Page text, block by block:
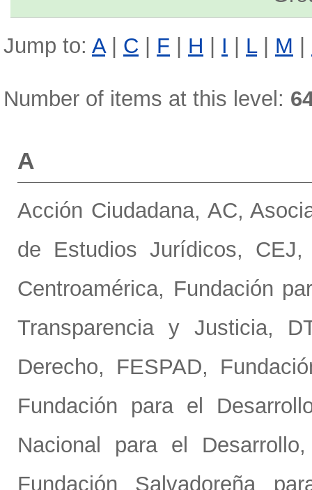
Jump to: A| C | F | H | I | L| M |
Number of items at this level:
A
Acción Ciudadana, AC,
de Estudios Jurídicos, CEJ
Centroamérica, Fundación
Transparencia y Justicia,
Derecho, FESPAD,
Fundación para el
Nacional para el
Fundación Salvadoreña